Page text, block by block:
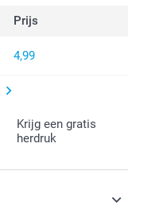
Prijs
4,99
Krijg een gratis
herdruk